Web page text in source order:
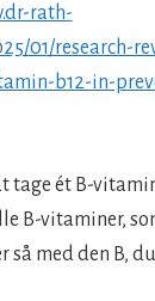
rath-
01/research-
b12-in-
tage ét B-
B-vitaminer,
med den B,